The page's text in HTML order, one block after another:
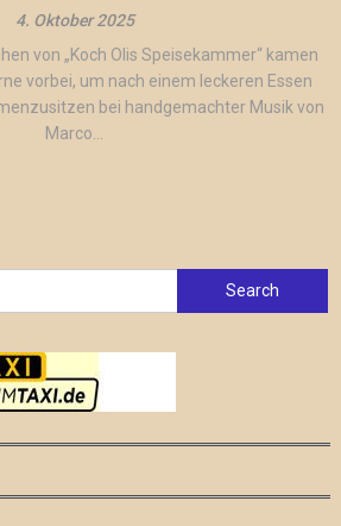
4. Oktober 2025
von „Koch Olis Speisekammer“ kamen
vorbei, um nach einem leckeren Essen
bei handgemachter Musik von
Marco...